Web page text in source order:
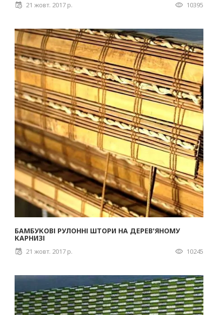
21 жовт. 2017 р. 10395
БАМБУКОВІ РУЛОННІ ШТОРИ НА ДЕРЕВ'ЯНОМУ
КАРНИЗІ
21 жовт. 2017 р. 10245